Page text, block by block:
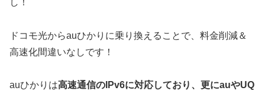
ドコモ光からauひかりに乗り換えることで、料金削減＆
高速化間違いなしです！
auひかりは高速通信のIPv6に対応しており、更にauやUQ